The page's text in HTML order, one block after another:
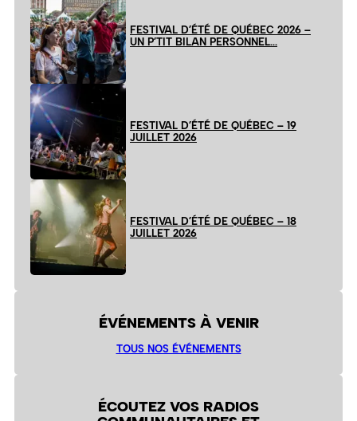
FESTIVAL D’ÉTÉ DE QUÉBEC 2026 –
UN P’TIT BILAN PERSONNEL…
FESTIVAL D’ÉTÉ DE QUÉBEC – 19
JUILLET 2026
FESTIVAL D’ÉTÉ DE QUÉBEC – 18
JUILLET 2026
ÉVÉNEMENTS À VENIR
TOUS NOS ÉVÉNEMENTS
ÉCOUTEZ VOS RADIOS